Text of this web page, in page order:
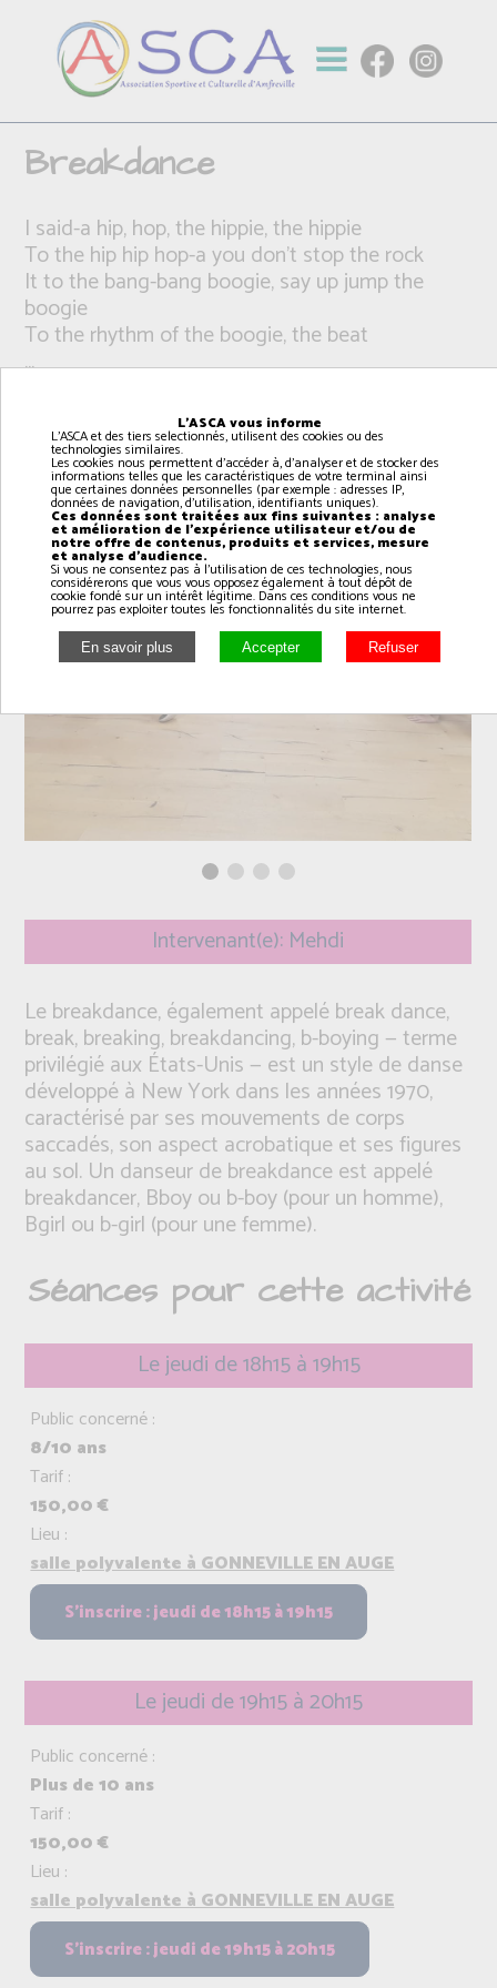
Breakdance
I said-a hip, hop, the hippie, the hippie
To the hip hip hop-a you don't stop the rock
It to the bang-bang boogie, say up jump the
boogie
To the rhythm of the boogie, the beat
...
Intervenant(e): Mehdi
Le breakdance, également appelé break dance,
break, breaking, breakdancing, b-boying — terme
privilégié aux États-Unis — est un style de danse
développé à New York dans les années 1970,
caractérisé par ses mouvements de corps
saccadés, son aspect acrobatique et ses figures
au sol. Un danseur de breakdance est appelé
breakdancer, Bboy ou b-boy (pour un homme),
Bgirl ou b-girl (pour une femme).
Séances pour cette activité
Le jeudi de 18h15 à 19h15
Public concerné :
8/10 ans
Tarif :
150,00 €
Lieu :
salle polyvalente à GONNEVILLE EN AUGE
Le jeudi de 19h15 à 20h15
Public concerné :
Plus de 10 ans
Tarif :
150,00 €
Lieu :
salle polyvalente à GONNEVILLE EN AUGE
L'ASCA vous informe
L'ASCA et des tiers selectionnés, utilisent des cookies ou des
technologies similaires.
Les cookies nous permettent d'accéder à, d'analyser et de stocker des
informations telles que les caractéristiques de votre terminal ainsi
que certaines données personnelles (par exemple : adresses IP,
données de navigation, d'utilisation, identifiants uniques).
Ces données sont traitées aux fins suivantes : analyse
et amélioration de l'expérience utilisateur et/ou de
notre offre de contenus, produits et services, mesure
et analyse d'audience.
Si vous ne consentez pas à l'utilisation de ces technologies, nous
considérerons que vous vous opposez également à tout dépôt de
cookie fondé sur un intérêt légitime. Dans ces conditions vous ne
pourrez pas exploiter toutes les fonctionnalités du site internet.